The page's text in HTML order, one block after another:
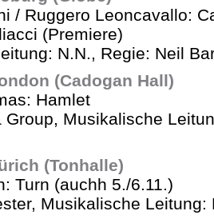
/ Ruggero Leoncavallo:
(Premiere)
N.N., Regie: Neil
(Cadogan Hall)
Hamlet
Group, Musikalische
(Tonhalle)
Turn (auchh 5./6.11.)
Musikalische Leitung: